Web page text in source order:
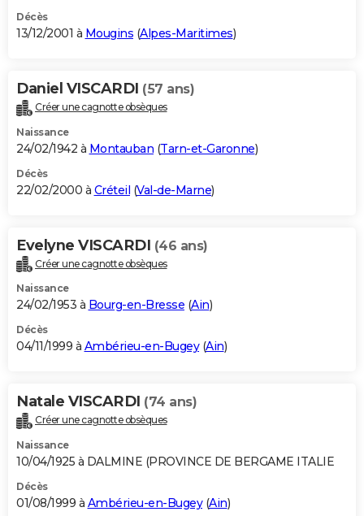
Décès
13/12/2001 à Mougins (Alpes-Maritimes)
Daniel VISCARDI (57 ans)
Créer une cagnotte obsèques
Naissance
24/02/1942 à Montauban (Tarn-et-Garonne)
Décès
22/02/2000 à Créteil (Val-de-Marne)
Evelyne VISCARDI (46 ans)
Créer une cagnotte obsèques
Naissance
24/02/1953 à Bourg-en-Bresse (Ain)
Décès
04/11/1999 à Ambérieu-en-Bugey(Ain)
Natale VISCARDI (74 ans)
Créer une cagnotte obsèques
Naissance
10/04/1925 à DALMINE (PROVINCE DE BERGAME ITALIE
Décès
01/08/1999 à Ambérieu-en-Bugey(Ain)